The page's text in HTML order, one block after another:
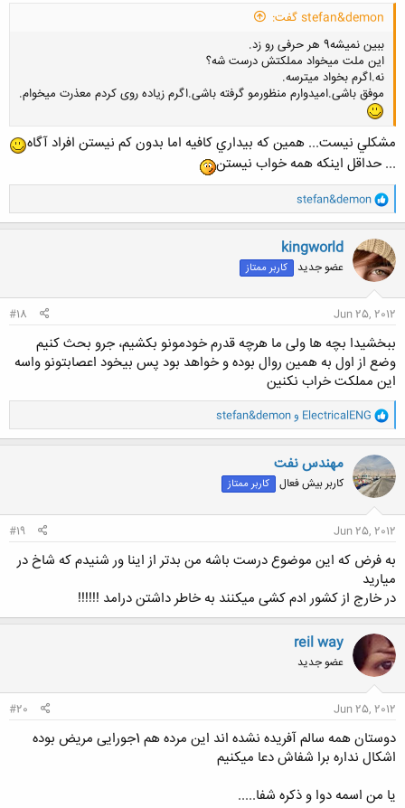
کمپانی اپل، اعمال تبعیض و توهین به شهروندان ایرانی تبار از سوی اپل، امکان
پدید آمدن ابعاد حقوقی یا طرح شکایت به عنوان پیامد این دو پیشامد در
فروشگاههای اپل، همه در میان تعابیر و گمانهایی هستند که درپی شیوۀ برخورد
فروشندگان فراورده های اپل با مشتریان فارسی زبانشان، از سوی ناظران این
رویداد، مطرح می شود
stefan&demon گفت:
ببین نمیشه9 هر حرفی رو زد.
این ملت میخواد مملکتش درست شه؟
نه.اگرم بخواد میترسه.
موفق باشی.امیدوارم منظورمو گرفته باشی.اگرم زیاده روی کردم معذرت میخوام.
مشكلي نيست... همين كه بيداري كافيه اما بدون كم نيستن افراد آگاه
... حداقل اينكه همه خواب نيستن
و
ا
ک
ن
ش
ه
ا
stefan&demon
kingworld
عضو جدید کاربر ممتاز
Jun 25, 2012
#18
ببخشیدا بچه ها ولی ما هرچه قدرم خودمونو بکشیم، جرو بحث کنیم
وضع از اول به همین روال بوده و خواهد بود پس بیخود اعصابتونو واسه
این مملکت خراب نکنین
و
ا
ک
ن
ش
ه
ا
ElectricalENG وstefan&demon
مهندس نفت
کاربر بیش فعال کاربر ممتاز
Jun 25, 2012
#19
به فرض که این موضوع درست باشه من بدتر از اینا ور شنیدم که شاخ در
میارید
در خارج از کشور ادم کشی میکنند به خاطر داشتن درامد !!!!!!
reil way
عضو جدید
Jun 25, 2012
#20
دوستان همه سالم آفریده نشده اند این مرده هم 1جورایی مریض بوده
اشکال نداره برا شفاش دعا میکنیم
یا من اسمه دوا و ذکره شفا.....